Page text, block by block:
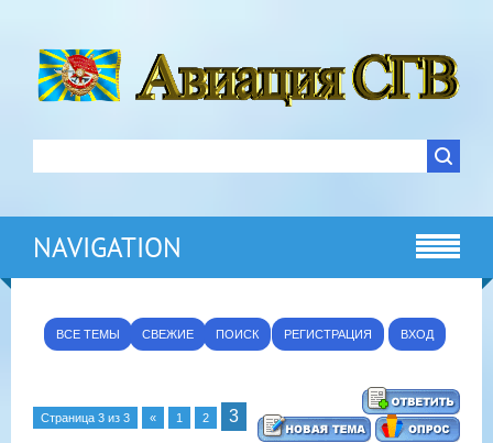
NAVIGATION
ВСЕ ТЕМЫ СВЕЖИЕ ПОИСК РЕГИСТРАЦИЯ ВХОД
Страница 3 из 3 « 1 2 3